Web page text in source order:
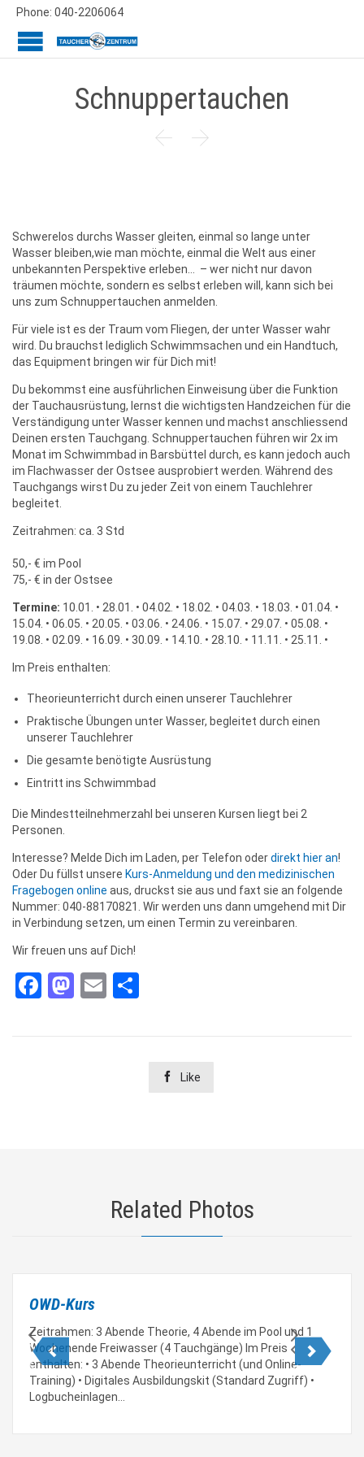
Phone: 040-2206064
Schnuppertauchen
 
Schwerelos durchs Wasser gleiten, einmal so lange unter
Wasser bleiben,wie man möchte, einmal die Welt aus einer
unbekannten Perspektive erleben… – wer nicht nur davon
träumen möchte, sondern es selbst erleben will, kann sich bei
uns zum Schnuppertauchen anmelden.
Für viele ist es der Traum vom Fliegen, der unter Wasser wahr
wird. Du brauchst lediglich Schwimmsachen und ein Handtuch,
das Equipment bringen wir für Dich mit!
Du bekommst eine ausführlichen Einweisung über die Funktion
der Tauchausrüstung, lernst die wichtigsten Handzeichen für die
Verständigung unter Wasser kennen und machst anschliessend
Deinen ersten Tauchgang. Schnuppertauchen führen wir 2x im
Monat im Schwimmbad in Barsbüttel durch, es kann jedoch auch
im Flachwasser der Ostsee ausprobiert werden. Während des
Tauchgangs wirst Du zu jeder Zeit von einem Tauchlehrer
begleitet.
Zeitrahmen: ca. 3 Std
50,- € im Pool
75,- € in der Ostsee
Termine: 10.01. • 28.01. • 04.02. • 18.02. • 04.03. • 18.03. • 01.04. •
15.04. • 06.05. • 20.05. • 03.06. • 24.06. • 15.07. • 29.07. • 05.08. •
19.08. • 02.09. • 16.09. • 30.09. • 14.10. • 28.10. • 11.11. • 25.11. •
Im Preis enthalten:
Theorieunterricht durch einen unserer Tauchlehrer
Praktische Übungen unter Wasser, begleitet durch einen
unserer Tauchlehrer
Die gesamte benötigte Ausrüstung
Eintritt ins Schwimmbad
Die Mindestteilnehmerzahl bei unseren Kursen liegt bei 2
Personen.
Interesse? Melde Dich im Laden, per Telefon oderdirekt hier an!
Oder Du füllst unsere Kurs-Anmeldung und den medizinischen
Fragebogen online aus, druckst sie aus und faxt sie an folgende
Nummer: 040-88170821. Wir werden uns dann umgehend mit Dir
in Verbindung setzen, um einen Termin zu vereinbaren.
Wir freuen uns auf Dich!
Facebook
Mastodon
Email
 Like
Related Photos
OWD-Kurs
Zeitrahmen: 3 Abende Theorie, 4 Abende im Pool und 1
Wochenende Freiwasser (4 Tauchgänge) Im Preis
enthalten: • 3 Abende Theorieunterricht (und Online-
Training) • Digitales Ausbildungskit (Standard Zugriff) •
Logbucheinlagen…